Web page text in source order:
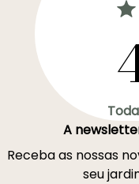
A
Receba as nossas
seu